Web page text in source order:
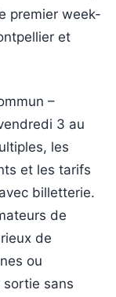
premier week-
et
–
3 au
les
et les tarifs
billetterie.
de
de
ou
sans